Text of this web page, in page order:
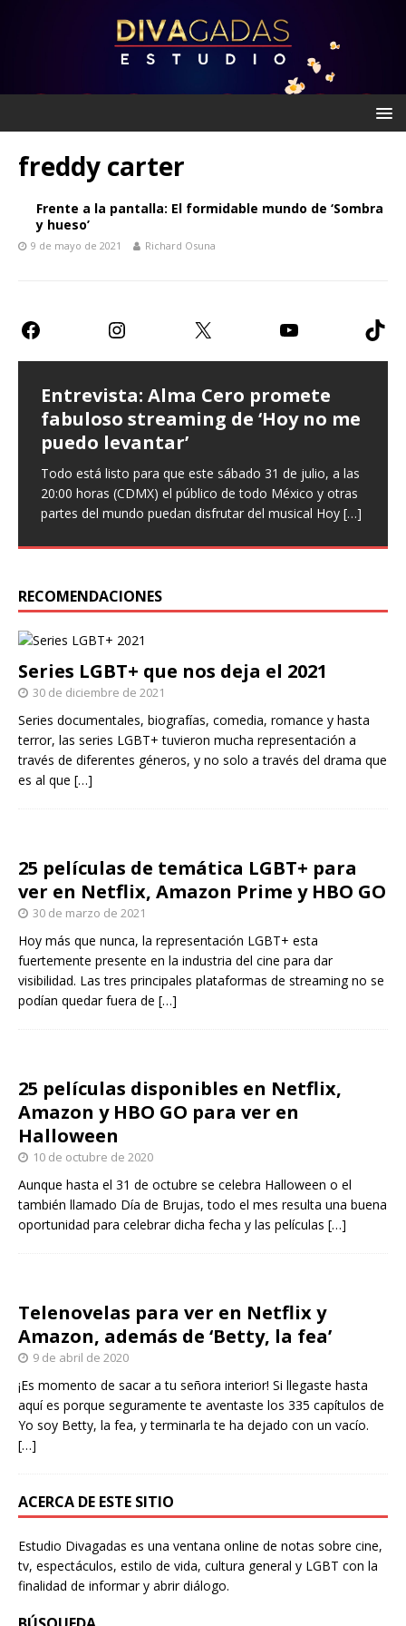
freddy carter
Frente a la pantalla: El formidable mundo de ‘Sombra
y hueso’
9 de mayo de 2021 Richard Osuna
Entrevista: Alma Cero promete
fabuloso streaming de ‘Hoy no me
puedo levantar’
Todo está listo para que este sábado 31 de julio, a las
20:00 horas (CDMX) el público de todo México y otras
partes del mundo puedan disfrutar del musical Hoy […]
Entrevista: Paulina Goto expresa
que ‘Nuestro amor es arte’ en
nuevo sencillo
Entrevista Divagadas por Richard Osuna (IG:
@beepbeeprichiemx)Fotografías: Cortesía Nuestro
amor es arte es el nuevo sencillo de Paulina Goto en la
Teatro CDMX: Prometen risas con
‘Infieles’, una obra llena de
enredos
Este miércoles llega una nueva función de la comedia
teatral Infieles, historia que promete Chapu Garza, uno
de los actores que forman parte de la obra, identificará
RECOMENDACIONES
Series LGBT+ que nos deja el 2021
30 de diciembre de 2021
Series documentales, biografías, comedia, romance y hasta
terror, las series LGBT+ tuvieron mucha representación a
través de diferentes géneros, y no solo a través del drama que
es al que […]
25 películas de temática LGBT+ para
ver en Netflix, Amazon Prime y HBO GO
30 de marzo de 2021
Hoy más que nunca, la representación LGBT+ esta
fuertemente presente en la industria del cine para dar
visibilidad. Las tres principales plataformas de streaming no se
podían quedar fuera de […]
25 películas disponibles en Netflix,
Amazon y HBO GO para ver en
Halloween
10 de octubre de 2020
Aunque hasta el 31 de octubre se celebra Halloween o el
también llamado Día de Brujas, todo el mes resulta una buena
oportunidad para celebrar dicha fecha y las películas […]
Telenovelas para ver en Netflix y
Amazon, además de ‘Betty, la fea’
9 de abril de 2020
¡Es momento de sacar a tu señora interior! Si llegaste hasta
aquí es porque seguramente te aventaste los 335 capítulos de
Yo soy Betty, la fea, y terminarla te ha dejado con un vacío.
[…]
ACERCA DE ESTE SITIO
Estudio Divagadas es una ventana online de notas sobre cine,
tv, espectáculos, estilo de vida, cultura general y LGBT con la
finalidad de informar y abrir diálogo.